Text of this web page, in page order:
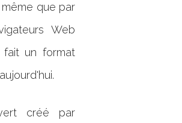
que par
Web
un format
créé par